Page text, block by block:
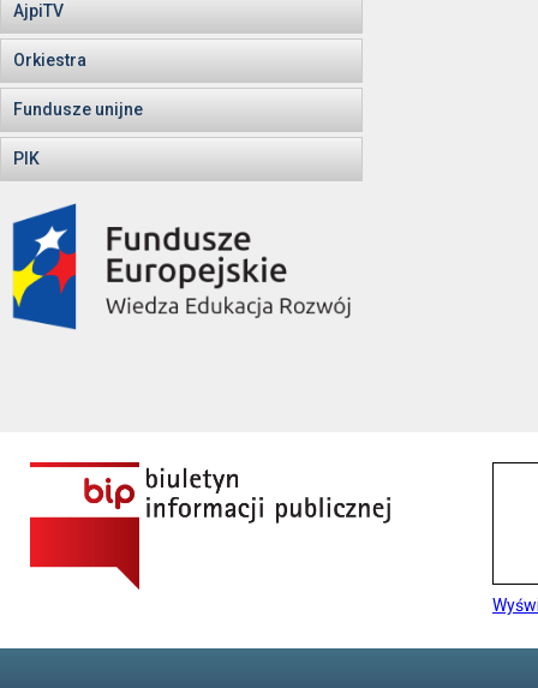
AjpiTV
Orkiestra
Fundusze unijne
PIK